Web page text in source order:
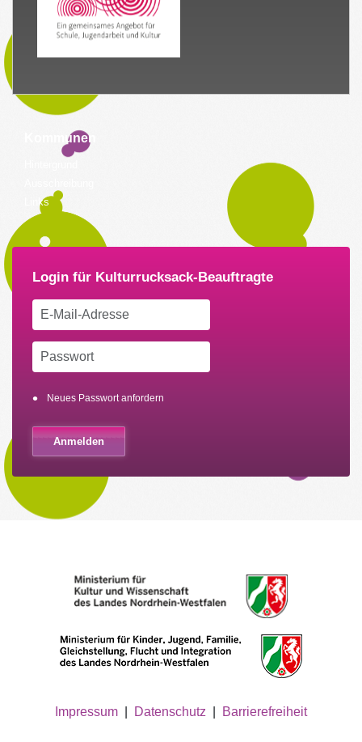
Kommunen
Links
Neues Passwort anfordern
Impressum Datenschutz Barrierefreiheit